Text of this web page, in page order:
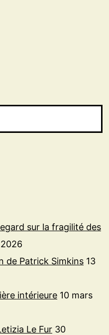
sur la fragilité des
de Patrick Simkins 13
intérieure 10 mars
Le Fur 30